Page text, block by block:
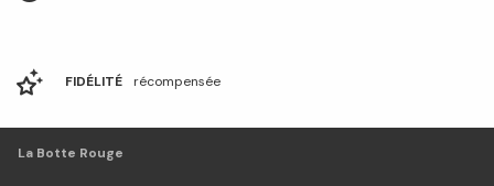
FIDÉLITÉ récompensée
La Botte Rouge